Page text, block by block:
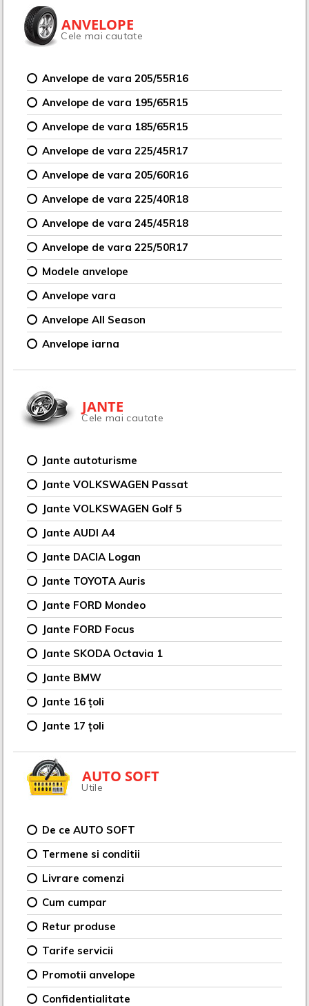
ANVELOPE
Cele mai cautate
Anvelope de vara 205/55R16
Anvelope de vara 195/65R15
Anvelope de vara 185/65R15
Anvelope de vara 225/45R17
Anvelope de vara 205/60R16
Anvelope de vara 225/40R18
Anvelope de vara 245/45R18
Anvelope de vara 225/50R17
Modele anvelope
Anvelope vara
Anvelope All Season
Anvelope iarna
JANTE
Cele mai cautate
Jante autoturisme
Jante VOLKSWAGEN Passat
Jante VOLKSWAGEN Golf 5
Jante AUDI A4
Jante DACIA Logan
Jante TOYOTA Auris
Jante FORD Mondeo
Jante FORD Focus
Jante SKODA Octavia 1
Jante BMW
Jante 16 țoli
Jante 17 țoli
AUTO SOFT
Utile
De ce AUTO SOFT
Termene si conditii
Livrare comenzi
Cum cumpar
Retur produse
Tarife servicii
Promotii anvelope
Confidentialitate